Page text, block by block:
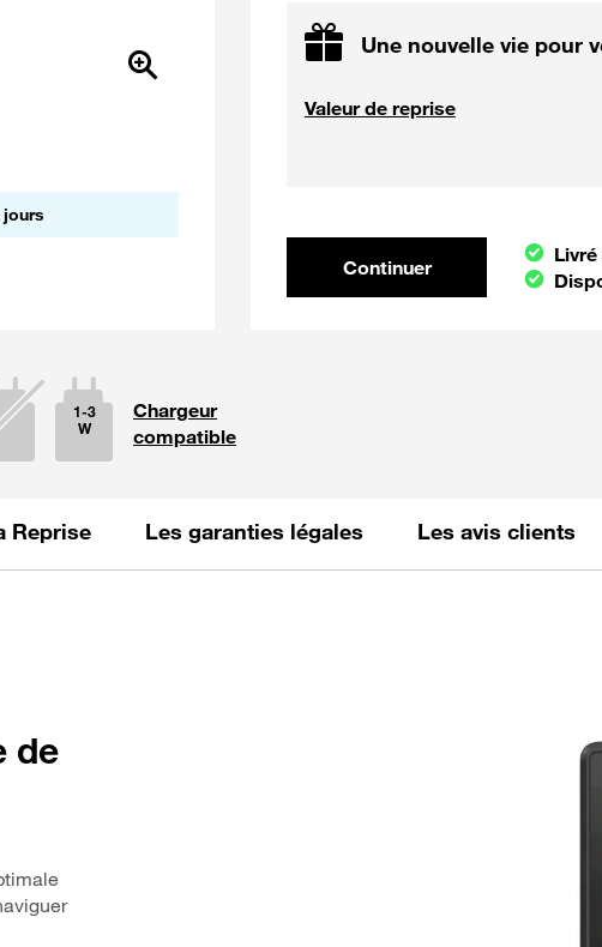
jours
Une nouvelle vie pour
Valeur de reprise
Continuer et poursuivre
Continuer
La
1-3
W
Chargeur
compatible
Reprise Les garanties légales Les avis clients
de